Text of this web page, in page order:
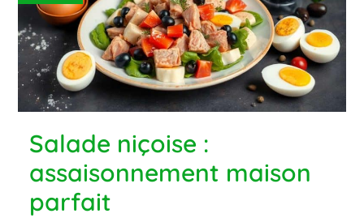
Salade niçoise :
assaisonnement maison
parfait